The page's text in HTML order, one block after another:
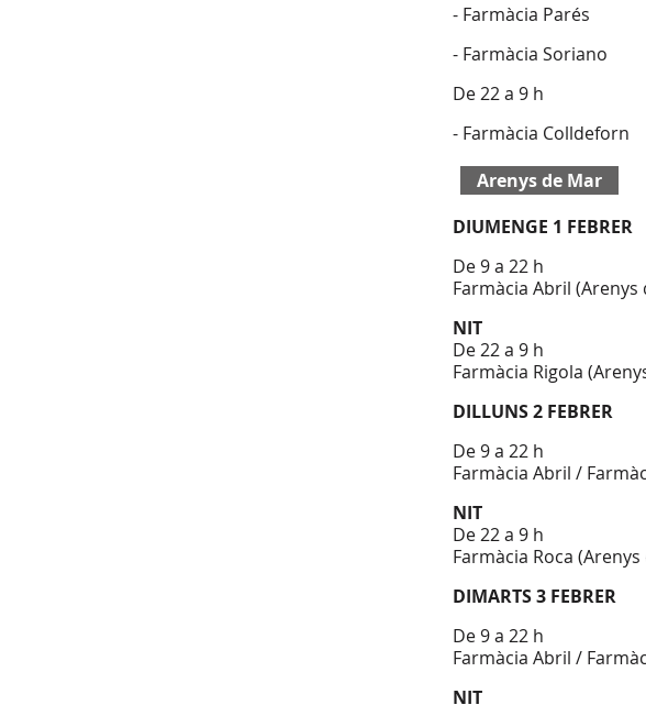
- Farmàcia Parés
- Farmàcia Soriano
De 22 a 9 h
- Farmàcia Colldeforn
Arenys de Mar
DIUMENGE 1 FEBRER
De 9 a 22 h
Farmàcia Abril (Arenys
NIT
De 22 a 9 h
Farmàcia Rigola
DILLUNS 2 FEBRER
De 9 a 22 h
Farmàcia Abril /
NIT
De 22 a 9 h
Farmàcia Roca
DIMARTS 3 FEBRER
De 9 a 22 h
Farmàcia Abril /
NIT